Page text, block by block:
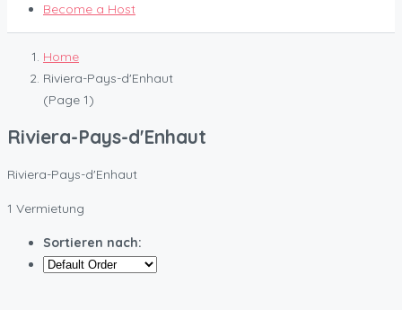
Become a Host
Home
Riviera-Pays-d'Enhaut
(Page 1)
Riviera-Pays-d'Enhaut
Riviera-Pays-d'Enhaut
1 Vermietung
Sortieren nach: